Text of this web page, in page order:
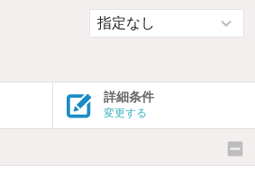
詳細条件
変更する